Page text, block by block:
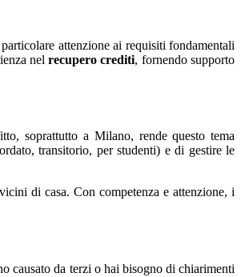
attenzione ai requisiti fondamentali
nelrecupero crediti, fornendo supporto
soprattutto a Milano, rende questo tema
transitorio, per studenti) e di gestire le
di casa. Con competenza e attenzione, i
causato da terzi o hai bisogno di chiarimenti